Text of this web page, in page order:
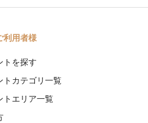
利用者様
トを探す
トカテゴリ一覧
トエリア一覧